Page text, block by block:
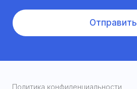
Отправить
Политика конфиденциальности